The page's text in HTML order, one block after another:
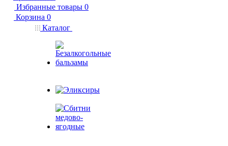
Избранные товары 0
Корзина 0
Каталог